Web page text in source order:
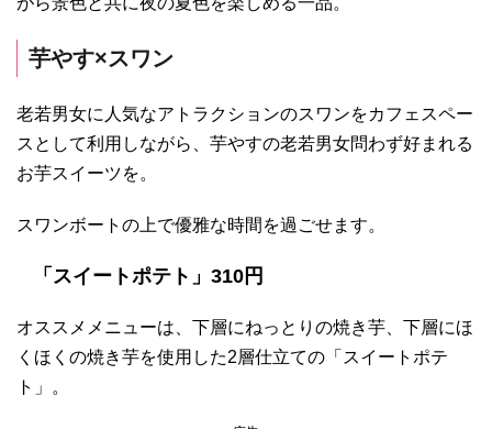
芋やす×スワン
老若男女に人気なアトラクションのスワンをカフェスペー
スとして利用しながら、芋やすの老若男女問わず好まれる
お芋スイーツを。
スワンボートの上で優雅な時間を過ごせます。
「スイートポテト」310円
オススメメニューは、下層にねっとりの焼き芋、下層にほ
くほくの焼き芋を使用した2層仕立ての「スイートポテ
ト」。